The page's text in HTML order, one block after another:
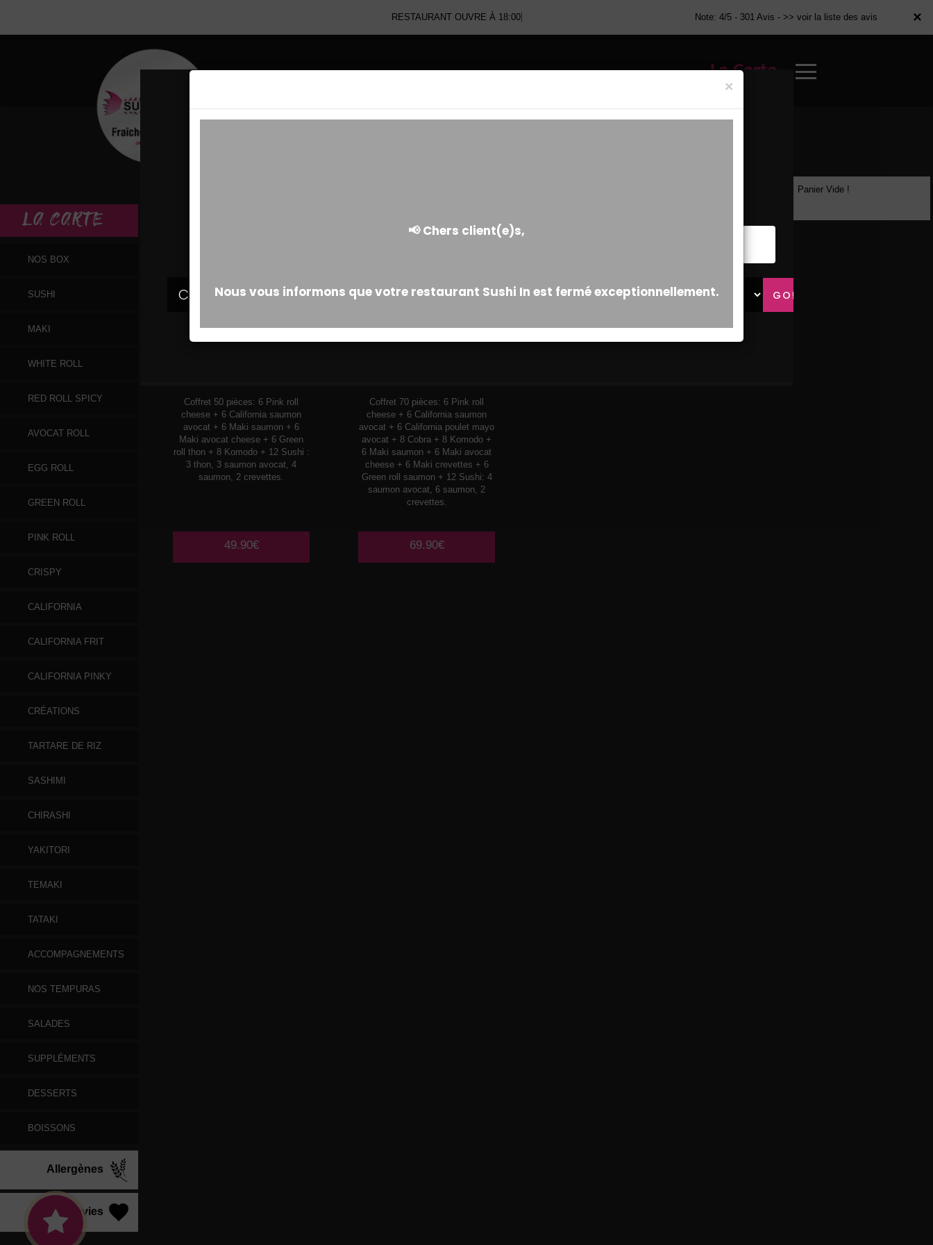
×
RESTAURANT OUVRE À 18:00 Note: 4/5 - 301 Avis - >> voir la liste des avis
La Carte
×
LA CARTE
NOS BOX
SUSHI
MAKI
WHITE ROLL
RED ROLL SPICY
AVOCAT ROLL
EGG ROLL
GREEN ROLL
PINK ROLL
CRISPY
CALIFORNIA
CALIFORNIA FRIT
CALIFORNIA PINKY
CRÉATIONS
TARTARE DE RIZ
SASHIMI
CHIRASHI
YAKITORI
TEMAKI
TATAKI
ACCOMPAGNEMENTS
NOS TEMPURAS
SALADES
SUPPLÉMENTS
DESSERTS
BOISSONS
Allergènes
Vos Envies
Coffret 50 pièces: 6 Pink roll
cheese + 6 California saumon
avocat + 6 Maki saumon + 6
Maki avocat cheese + 6 Green
roll thon + 8 Komodo + 12 Sushi :
3 thon, 3 saumon avocat, 4
saumon, 2 crevettes.
49.90€
Coffret 70 pièces: 6 Pink roll
cheese + 6 California saumon
avocat + 6 California poulet mayo
avocat + 8 Cobra + 8 Komodo +
6 Maki saumon + 6 Maki avocat
cheese + 6 Maki crevettes + 6
Green roll saumon + 12 Sushi: 4
saumon avocat, 6 saumon, 2
crevettes.
69.90€
Panier Vide !
×